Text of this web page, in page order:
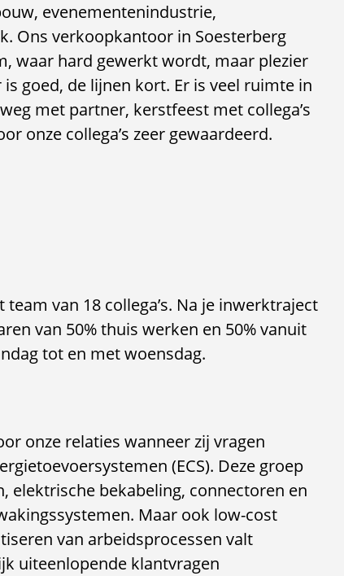
evenementenindustrie,
Ons verkoopkantoor in Soesterberg
waar hard gewerkt wordt, maar plezier
goed, de lijnen kort. Er is veel ruimte in
met partner, kerstfeest met collega’s
onze collega’s zeer gewaardeerd.
van 18 collega’s. Na je inwerktraject
van 50% thuis werken en 50% vanuit
tot en met woensdag.
onze relaties wanneer zij vragen
(ECS). Deze groep
elektrische bekabeling, connectoren en
Maar ook low-cost
van arbeidsprocessen valt
uiteenlopende klantvragen